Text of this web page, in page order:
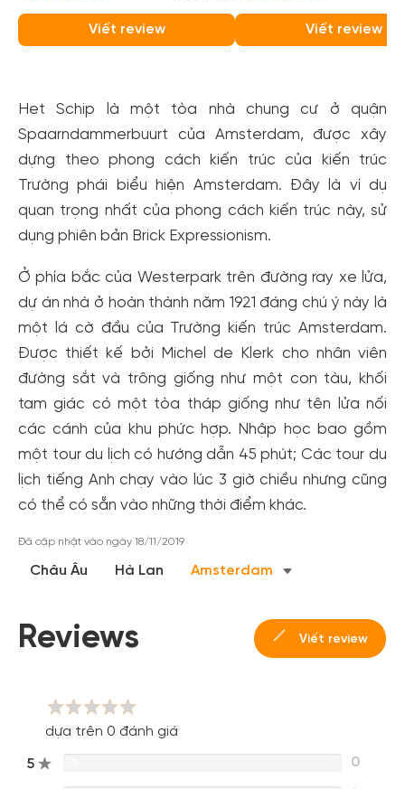
Viết review Viết review
Het Schip là một tòa nhà chung cư ở quận
Spaarndammerbuurt của Amsterdam, được xây
dựng theo phong cách kiến trúc của kiến trúc
Trường phái biểu hiện Amsterdam. Đây là ví dụ
quan trọng nhất của phong cách kiến trúc này, sử
dụng phiên bản Brick Expressionism.
Ở phía bắc của Westerpark trên đường ray xe lửa,
dự án nhà ở hoàn thành năm 1921 đáng chú ý này là
một lá cờ đầu của Trường kiến trúc Amsterdam.
Được thiết kế bởi Michel de Klerk cho nhân viên
đường sắt và trông giống như một con tàu, khối
tam giác có một tòa tháp giống như tên lửa nối
các cánh của khu phức hợp. Nhập học bao gồm
một tour du lịch có hướng dẫn 45 phút; Các tour du
lịch tiếng Anh chạy vào lúc 3 giờ chiều nhưng cũng
có thể có sẵn vào những thời điểm khác.
Đã cập nhật vào ngày 18/11/2019
Châu Âu Hà Lan Amsterdam
Reviews Viết review
dựa trên 0 đánh giá
5 0
Tạo tài khoản nhanh - nhận nhiều ưu
đãi!
Tạo tài khoản để có thểnhận ngay các ưu đãihấp dẫn
dành cho thành viên đến từ các đối tác của Gody.vn dành